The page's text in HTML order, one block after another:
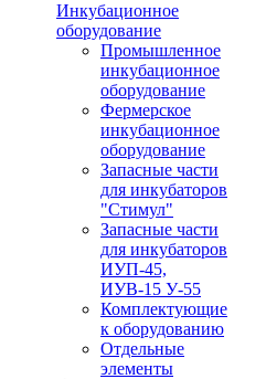
Инкубационное
оборудование
Промышленное
инкубационное
оборудование
Фермерское
инкубационное
оборудование
Запасные части
для инкубаторов
"Стимул"
Запасные части
для инкубаторов
ИУП-45,
ИУВ-15 У-55
Комплектующие
к оборудованию
Отдельные
элементы